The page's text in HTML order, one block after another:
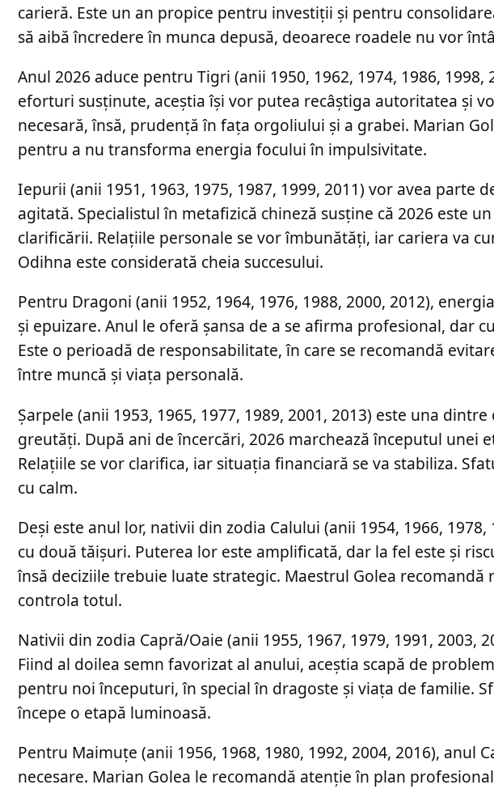
carieră. Este un an propice pentru investiții și pentru
să aibă încredere în munca depusă, deoarece roadele nu vor
Anul 2026 aduce pentru Tigri (anii 1950, 1962, 1974, 1986,
eforturi susținute, aceștia își vor putea recâștiga autoritatea și
necesară, însă, prudență în fața orgoliului și a grabei. Marian
pentru a nu transforma energia focului în impulsivitate.
Iepurii (anii 1951, 1963, 1975, 1987, 1999, 2011) vor avea parte
agitată. Specialistul în metafizică chineză susține că 2026 este
clarificării. Relațiile personale se vor îmbunătăți, iar cariera va
Odihna este considerată cheia succesului.
Pentru Dragoni (anii 1952, 1964, 1976, 1988, 2000, 2012),
și epuizare. Anul le oferă șansa de a se afirma profesional, dar
Este o perioadă de responsabilitate, în care se recomandă
între muncă și viața personală.
Șarpele (anii 1953, 1965, 1977, 1989, 2001, 2013) este una
greutăți. După ani de încercări, 2026 marchează începutul unei
Relațiile se vor clarifica, iar situația financiară se va stabiliza.
cu calm.
Deși este anul lor, nativii din zodia Calului (anii 1954, 1966,
cu două tăișuri. Puterea lor este amplificată, dar la fel este și
însă deciziile trebuie luate strategic. Maestrul Golea
controla totul.
Nativii din zodia Capră/Oaie (anii 1955, 1967, 1979, 1991,
Fiind al doilea semn favorizat al anului, aceștia scapă de
pentru noi începuturi, în special în dragoste și viața de familie.
începe o etapă luminoasă.
Pentru Maimuțe (anii 1956, 1968, 1980, 1992, 2004, 2016), anul
necesare. Marian Golea le recomandă atenție în plan